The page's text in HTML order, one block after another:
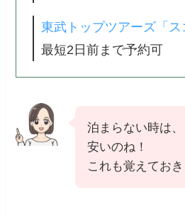
東武トップツアーズ「ス
最短2日前まで予約可
泊まらない時は
安いのね！
これも覚えておき